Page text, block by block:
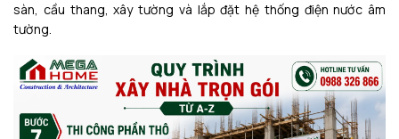
sàn, cầu thang, xây tường và lắp đặt hệ thống điện nước âm
tường.